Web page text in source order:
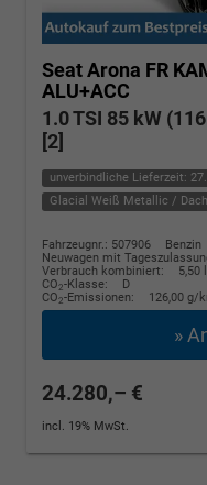
Seat Arona FR
ALU+ACC
1.0 TSI 85 kW
[2]
unverbindliche Lieferzeit:
Glacial Weiß Metallic /
Fahrzeugnr.: 507906
Benzin
Neuwagen mit
Verbrauch kombiniert:
5,50
CO2-Klasse:
D
CO2-Emissionen: 126,00 g/
»
24.280,– €
incl. 19% MwSt.